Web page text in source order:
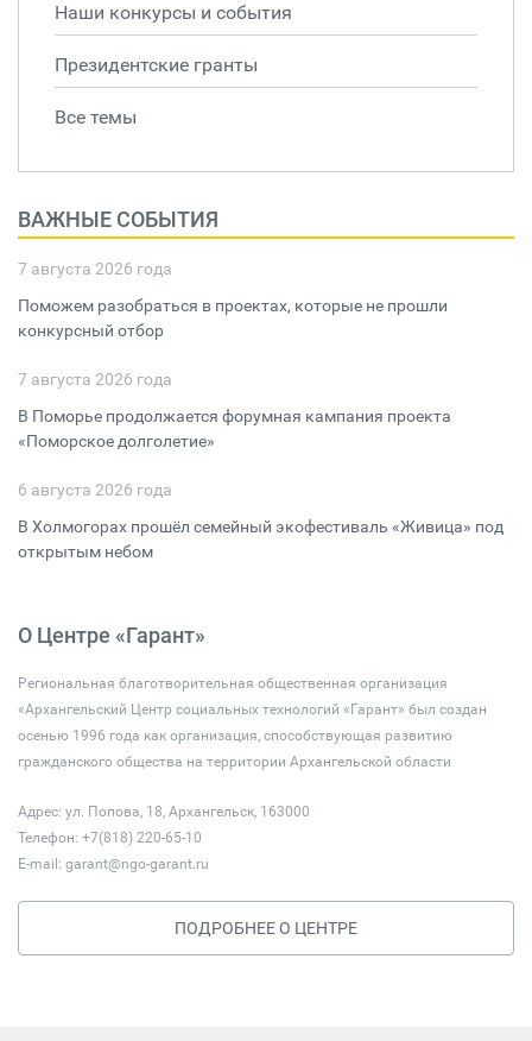
Наши конкурсы и события
Президентские гранты
Все темы
ВАЖНЫЕ СОБЫТИЯ
7 августа 2026 года
Поможем разобраться в проектах, которые не прошли
конкурсный отбор
7 августа 2026 года
В Поморье продолжается форумная кампания проекта
«Поморское долголетие»
6 августа 2026 года
В Холмогорах прошёл семейный экофестиваль «Живица» под
открытым небом
О Центре «Гарант»
Региональная благотворительная общественная организация
«Архангельский Центр социальных технологий «Гарант» был создан
осенью 1996 года как организация, способствующая развитию
гражданского общества на территории Архангельской области
Адрес: ул. Попова, 18, Архангельск, 163000
Телефон: +7(818) 220-65-10
E-mail: garant@ngo-garant.ru
ПОДРОБНЕЕ О ЦЕНТРЕ